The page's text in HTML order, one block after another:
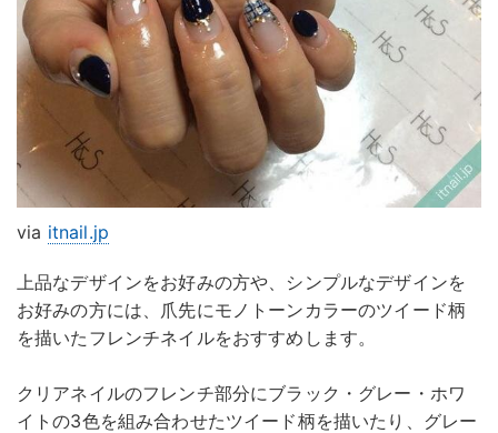
via itnail.jp
上品なデザインをお好みの方や、シンプルなデザインを
お好みの方には、爪先にモノトーンカラーのツイード柄
を描いたフレンチネイルをおすすめします。
クリアネイルのフレンチ部分にブラック・グレー・ホワ
イトの3色を組み合わせたツイード柄を描いたり、グレー